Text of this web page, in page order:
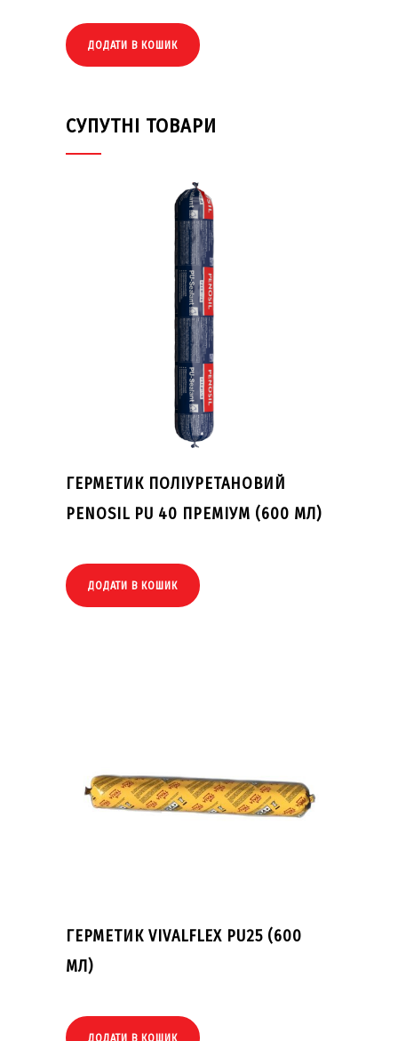
ДОДАТИ В КОШИК
СУПУТНІ ТОВАРИ
ГЕРМЕТИК ПОЛІУРЕТАНОВИЙ
PENOSIL PU 40 ПРЕМІУМ (600 МЛ)
ДОДАТИ В КОШИК
ГЕРМЕТИК VIVALFLEX PU25 (600
МЛ)